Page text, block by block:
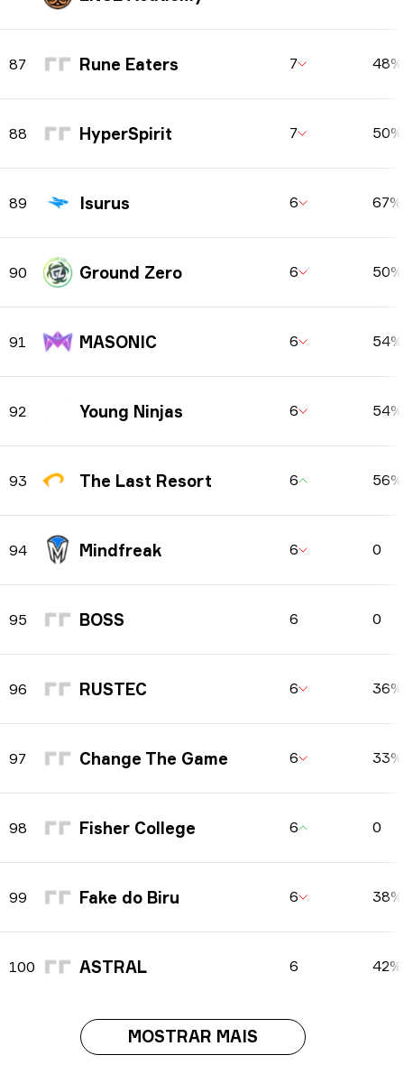
87 Rune Eaters 7 48%
88 HyperSpirit 7 50%
89 Isurus 6 67%
90 Ground Zero 6 50%
91 MASONIC 6 54%
92 Young Ninjas 6 54%
93 The Last Resort 6 56%
94 Mindfreak 6 0
95 BOSS 6 0
96 RUSTEC 6 36%
97 Change The Game 6 33%
98 Fisher College 6 0
99 Fake do Biru 6 38%
100 ASTRAL 6 42%
MOSTRAR MAIS